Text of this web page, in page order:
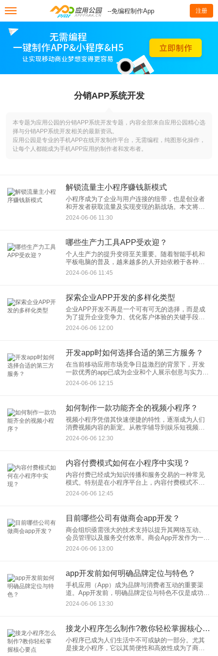
--免编程制作App 注册
分销APP系统开发
本专题为应用公园的分销APP系统开发专题，内容全部来自应用公园精心选
择与分销APP系统开发相关的最新资讯。
应用公园是专业的手机APP在线开发制作平台，无需编程，纯图形化操作，
让每个人都能成为手机APP应用的制作者和发布者。
解锁流量主小程序赚钱新模式
小程序成为了企业与用户连接的纽带，也是创业者
和开发者获取流量及实现变现的新战场。本文将深
入探讨如何通过小程序赚钱，并介绍一种新模式
——流量主小程序，这一模式如何帮助您高效地解
2024-06-06 11:30
哪些生产力工具APP受欢迎？
个人生产力的提升变得至关重要。随着智能手机和
平板电脑的普及，越来越多的人开始依赖于各种生
产力工具APP来管理日常任务、提高工作效率和组
织个人生活。生产力工具APP在用户中受到欢迎，
2024-06-06 11:45
探索企业APP开发的多样化类型
企业APP开发不再是一个可有可无的选择，而是成
为了提升企业竞争力、优化客户体验的关键手段。
本文旨在探讨企业APP开发的多样化类型，并解析
如何利用这些不同类型的APP来解决企业面临的各
2024-06-06 12:00
开发app时如何选择合适的第三方服务？
在当前移动应用市场竞争日益激烈的背景下，开发
一款优秀的app已成为企业和个人展示创意与实力的
重要途径。然而，app开发过程中的一个关键决策是
选择合适的第三方服务。这些服务往往包括云存
2024-06-06 12:15
如何制作一款功能齐全的视频小程序？
视频小程序凭借其快速便捷的特性，逐渐成为人们
消费视频内容的新宠。从教学辅导到娱乐短视频，
再到企业品牌推广，视频小程序的应用场景日益广
泛。那么，如何制作一款功能齐全的视频小程序
2024-06-06 12:30
内容付费模式如何在小程序中实现？
内容付费已经成为知识传播和服务交易的一种常见
模式。特别是在小程序平台上，内容付费模式不仅
帮助内容创作者实现了价值转化，还为用户提供了
更加个性化和专业化的服务。付费模式在小程序中
2024-06-06 12:45
目前哪些公司有做商会app开发？
商会组织亟需强大的技术支持以提升其网络互动、
会员管理以及服务交付效率。商会App开发作为一种
专业的解决方案，旨在通过构建定制化的移动应用
程序来满足这些需求。目前，市场上有一些专业的IT
2024-06-06 13:00
app开发前如何明确品牌定位与特色？
手机应用（App）成为品牌与消费者互动的重要渠
道。App开发前，明确品牌定位与特色不仅是成功推
出市场的关键，更是决定App能否突破激烈竞争、吸
引目标用户的重要因素。在App开发前期有效地明确
2024-06-06 13:30
接龙小程序怎么制作?教你轻松掌握核心要点
小程序已成为人们生活中不可或缺的一部分。尤其
是接龙小程序，它以其简便性和高效性成为了商家